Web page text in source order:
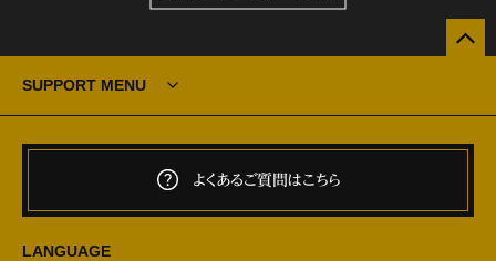
SUPPORT MENU
よくあるご質問はこちら
LANGUAGE